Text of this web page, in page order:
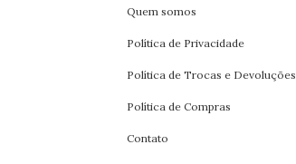
Quem somos
Política de Privacidade
Política de Trocas e Devoluções
Política de Compras
Contato